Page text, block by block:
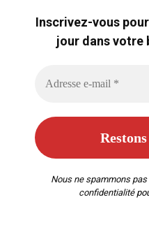
Inscrivez-vous
jour dans votre
Nous ne spammons
confidentialité